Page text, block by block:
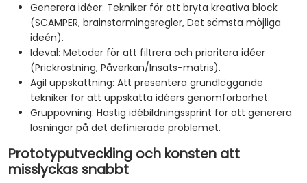
Generera idéer: Tekniker för att bryta kreativa block
(SCAMPER, brainstormingsregler, Det sämsta möjliga
ideén).
Ideval: Metoder för att filtrera och prioritera idéer
(Prickröstning, Påverkan/Insats-matris).
Agil uppskattning: Att presentera grundläggande
tekniker för att uppskatta idéers genomförbarhet.
Gruppövning: Hastig idébildningssprint för att generera
lösningar på det definierade problemet.
Prototyputveckling och konsten att
misslyckas snabbt